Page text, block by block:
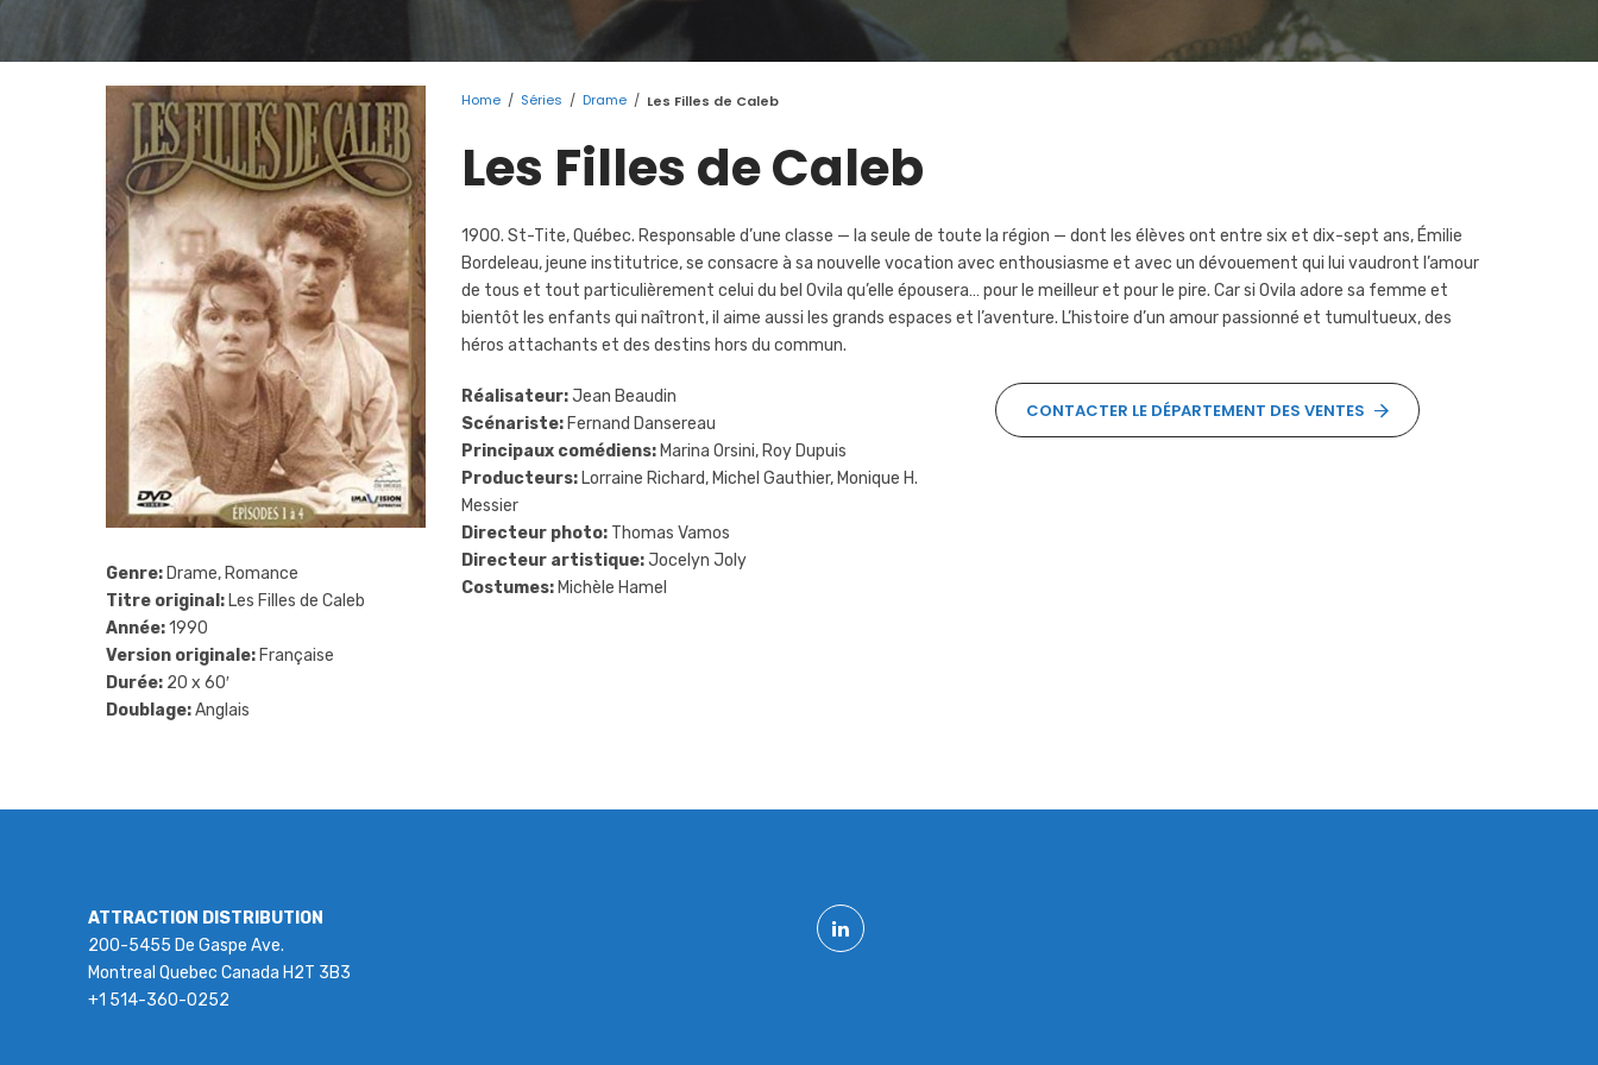
Genre:Drame, Romance
Titre original:Les Filles de Caleb
Année:1990
Version originale:Française
Durée: 20 x 60′
Doublage:Anglais
Home / Séries / Drame / Les Filles de Caleb
Les Filles de Caleb
1900. St-Tite, Québec. Responsable d’une classe — la seule de toute la région — dont les élèves ont entre six et dix-sept ans, Émilie
Bordeleau, jeune institutrice, se consacre à sa nouvelle vocation avec enthousiasme et avec un dévouement qui lui vaudront l’amour
de tous et tout particulièrement celui du bel Ovila qu’elle épousera… pour le meilleur et pour le pire. Car si Ovila adore sa femme et
bientôt les enfants qui naîtront, il aime aussi les grands espaces et l’aventure. L’histoire d’un amour passionné et tumultueux, des
héros attachants et des destins hors du commun.
Réalisateur:Jean Beaudin
Scénariste: Fernand Dansereau
Principaux comédiens: Marina Orsini, Roy Dupuis
Producteurs: Lorraine Richard, Michel Gauthier, Monique H.
Messier
Directeur photo: Thomas Vamos
Directeur artistique:Jocelyn Joly
Costumes: Michèle Hamel
CONTACTER LE DÉPARTEMENT DES VENTES
ATTRACTION DISTRIBUTION
200-5455 De Gaspe Ave.
Montreal Quebec Canada H2T 3B3
+1 514-360-0252